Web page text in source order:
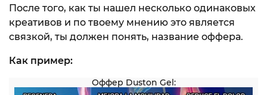
После того, как ты нашел несколько одинаковых
креативов и по твоему мнению это является
связкой, ты должен понять, название оффера.
Как пример:
Оффер Duston Gel: